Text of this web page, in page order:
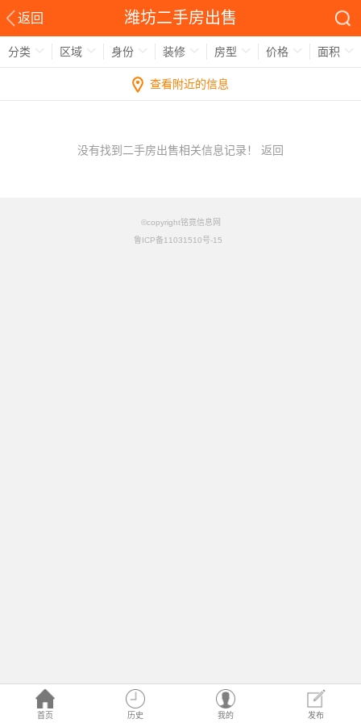
返回 潍坊二手房出售
首页 历史 我的 发布
分类 区域 身份 装修 房型 价格 面积
查看附近的信息
没有找到二手房出售相关信息记录！ 返回
©copyright铭竟信息网
鲁ICP备11031510号-15